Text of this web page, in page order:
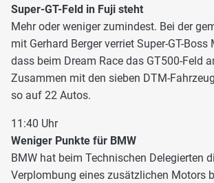
Super-GT-Feld in Fuji steht
Mehr oder weniger zumindest. Bei der
mit Gerhard Berger verriet Super-GT-
dass beim Dream Race das GT500-Feld
Zusammen mit den sieben DTM-
so auf 22 Autos.
11:40 Uhr
Weniger Punkte für BMW
BMW hat beim Technischen Delegierten
Verplombung eines zusätzlichen Motors